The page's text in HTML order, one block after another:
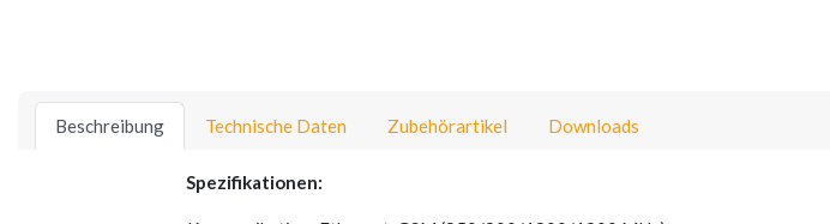
Beschreibung Technische Daten Zubehörartikel Downloads
Spezifikationen: